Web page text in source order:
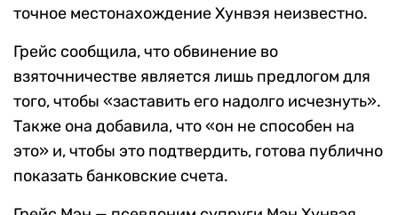
точное местонахождение Хунвэя неизвестно.
Грейс сообщила, что обвинение во
взяточничестве является лишь предлогом для
того, чтобы «заставить его надолго исчезнуть».
Также она добавила, что «он не способен на
это» и, чтобы это подтвердить, готова публично
показать банковские счета.